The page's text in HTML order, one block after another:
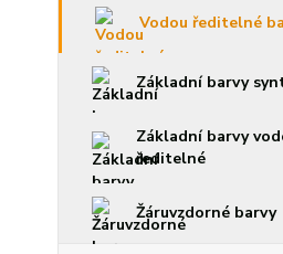
Vodou ředitelné
Základní barvy
Základní barvy
ředitelné
Žáruvzdorné barvy